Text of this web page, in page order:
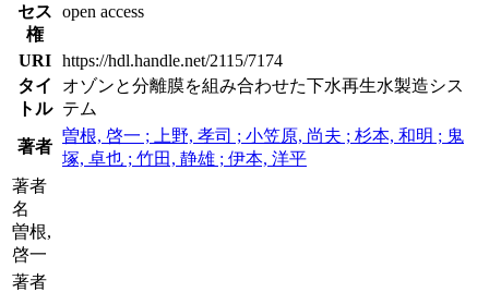
セス
権
open access
URI https://hdl.handle.net/2115/7174
タイ
トル
オゾンと分離膜を組み合わせた下水再生水製造シス
テム
著者
曽根, 啓一 ; 上野, 孝司 ; 小笠原, 尚夫 ; 杉本, 和明 ; 鬼
塚, 卓也 ; 竹田, 静雄 ; 伊本, 洋平
著者
名
曽根,
啓一
著者